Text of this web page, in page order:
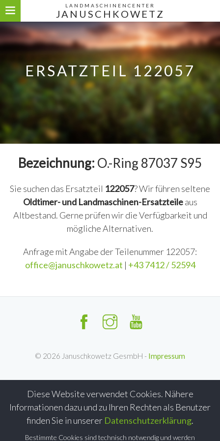
LANDMASCHINENCENTER
JANUSCHKOWETZ
Diese Website verwendet Cookies. Nähere
Informationen dazu und zu Ihren Rechten als Benutzer
finden Sie in unserer Datenschutzerklärung.
Bestimmte Cookies sind technisch notwendig und werden
ERSATZTEIL 122057
Bezeichnung: O.-Ring 87037 S95
Sie suchen das Ersatzteil 122057? Wir führen seltene
Oldtimer- und Landmaschinen-Ersatzteileaus
Altbestand. Gerne prüfen wir die Verfügbarkeit und
mögliche Alternativen.
Anfrage mit Angabe der Teilenummer 122057:
office@januschkowetz.at | +43 7412 / 52594
© 2026 Januschkowetz GesmbH - Impressum